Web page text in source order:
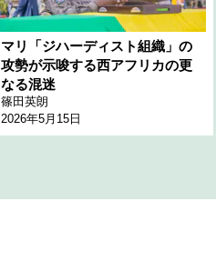
マリ「ジハーディスト組織」の
攻勢が示唆する西アフリカの更
なる混迷
篠田英朗
2026年5月15日